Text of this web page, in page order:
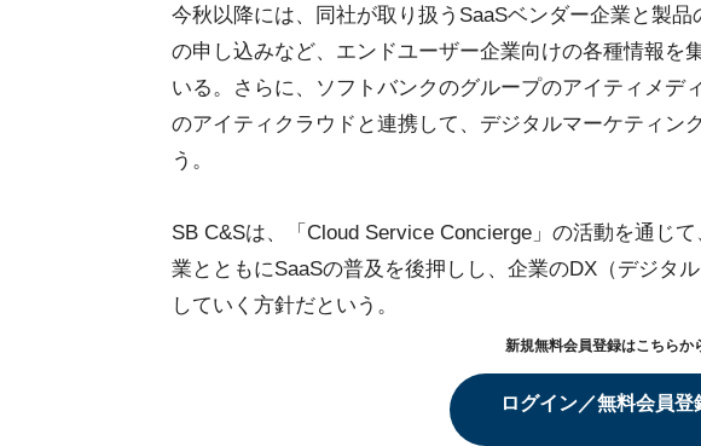
今秋以降には、同社が取り扱うSaaSベンダー企業と製
の申し込みなど、エンドユーザー企業向けの各種情報を
いる。さらに、ソフトバンクのグループのアイティメデ
のアイティクラウドと連携して、デジタルマーケティン
う。
SB C&Sは、「Cloud Service Concierge」の活動を通じ
業とともにSaaSの普及を後押しし、企業のDX（デジタ
していく方針だという。
新規無料会員登録はこちらか
ログイン／無料会員登